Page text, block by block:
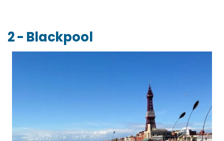
2 - Blackpool